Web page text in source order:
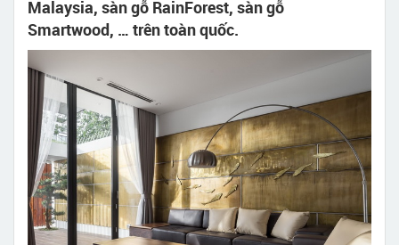
Malaysia, sàn gỗ RainForest, sàn gỗ
Smartwood, … trên toàn quốc.